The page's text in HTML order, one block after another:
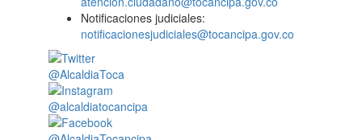
Notificaciones judiciales:
notificacionesjudiciales@tocancipa.gov.co
@AlcaldiaToca
@alcaldiatocancipa